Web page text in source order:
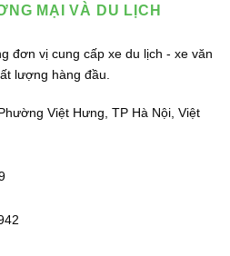
MẠI VÀ DU LỊCH
đơn vị cung cấp xe du lịch - xe văn
lượng hàng đầu.
Việt Hưng, TP Hà Nội, Việt